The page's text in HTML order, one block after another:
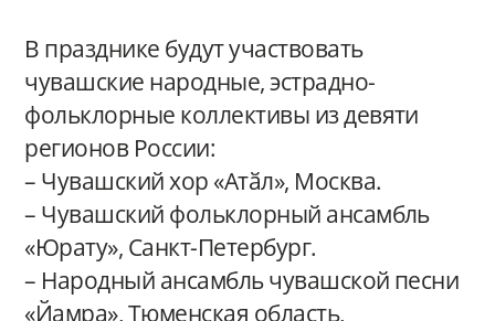
В празднике будут участвовать
чувашские народные, эстрадно-
фольклорные коллективы из девяти
регионов России:
– Чувашский хор «Атӑл», Москва.
– Чувашский фольклорный ансамбль
«Юрату», Санкт-Петербург.
– Народный ансамбль чувашской песни
«Йамра», Тюменская область,